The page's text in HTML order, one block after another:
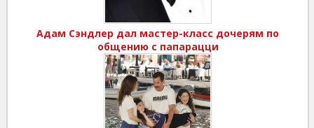
Адам Сэндлер дал мастер-класс дочерям по
общению с папарацци